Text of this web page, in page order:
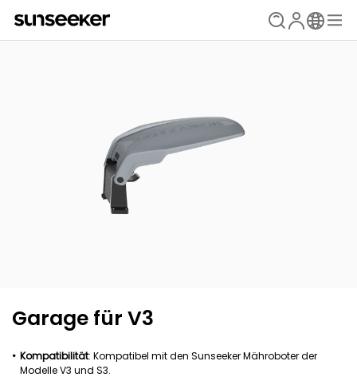
Garage für V3
Kompatibilität: Kompatibel mit den Sunseeker Mähroboter der
Modelle V3 und S3.